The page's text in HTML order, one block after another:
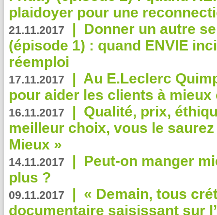
plaidoyer pour une
21.11.2017 | Donner un autre
(épisode 1) : quand ENVIE
réemploi
17.11.2017 | Au E.Leclerc
pour aider les clients à
16.11.2017 | Qualité, prix,
meilleur choix, vous le
Mieux »
14.11.2017 | Peut-on manger
plus ?
09.11.2017 | « Demain, tous
documentaire saisissant sur